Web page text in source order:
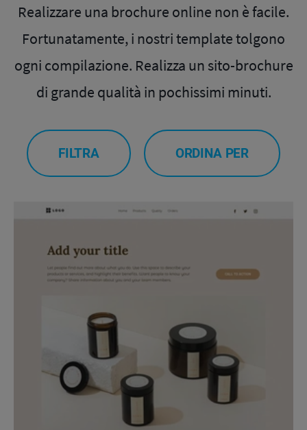
Realizzare una brochure online non è facile.
Fortunatamente, i nostri template tolgono
ogni compilazione. Realizza un sito-brochure
di grande qualità in pochissimi minuti.
FILTRA ORDINA PER